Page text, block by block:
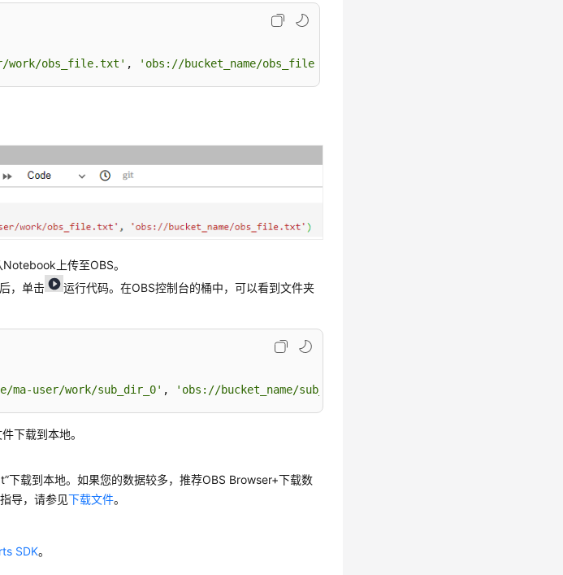
work/obs_file.txt' , 'obs://bucket_name/obs_file.txt'
上传至OBS。
，单击
运行代码。在OBS控制台的桶中，可以看到文件夹
ma-user/work/sub_dir_0' , 'obs://bucket_name/sub_dir_0'
下载到本地。
下载到本地。如果您的数据较多，推荐OBS Browser+下载数
导，请参见下载文件。
SDK。